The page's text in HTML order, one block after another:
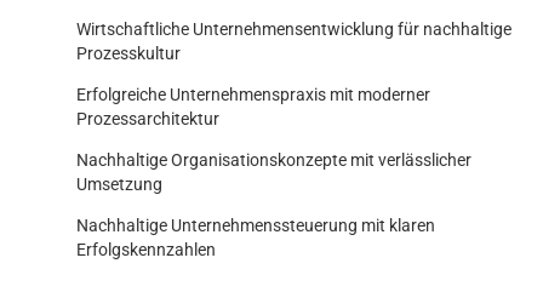
Wirtschaftliche Unternehmensentwicklung für nachhaltige
Prozesskultur
Erfolgreiche Unternehmenspraxis mit moderner
Prozessarchitektur
Nachhaltige Organisationskonzepte mit verlässlicher
Umsetzung
Nachhaltige Unternehmenssteuerung mit klaren
Erfolgskennzahlen